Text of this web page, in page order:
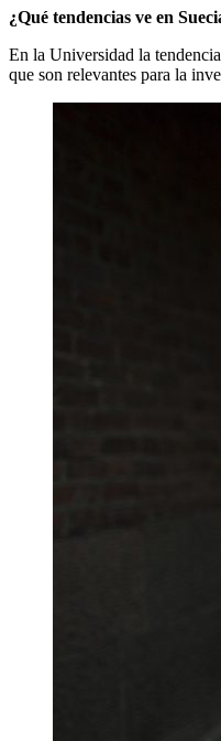
¿Qué tendencias ve en
En la Universidad la
que son relevantes para la